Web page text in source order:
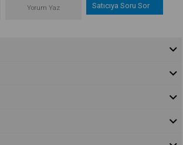
Yorum Yaz Satıcıya Soru Sor